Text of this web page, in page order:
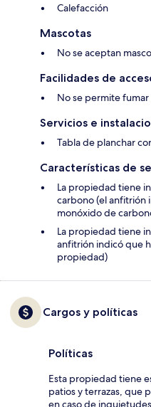
Calefacción
Mascotas
No se aceptan
Facilidades de
No se permite
Servicios e
Tabla de planchar
Características de
La propiedad tiene
carbono (el anfitrión
monóxido de
La propiedad tiene
anfitrión indicó que
propiedad)
Cargos y políticas
Políticas
Esta propiedad tiene
patios y terrazas, que
en caso de